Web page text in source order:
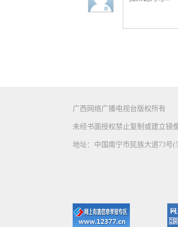
广西网络广播电视台版权所有
未经书面授权禁止复制或建立镜
地址：中国南宁市民族大道73号